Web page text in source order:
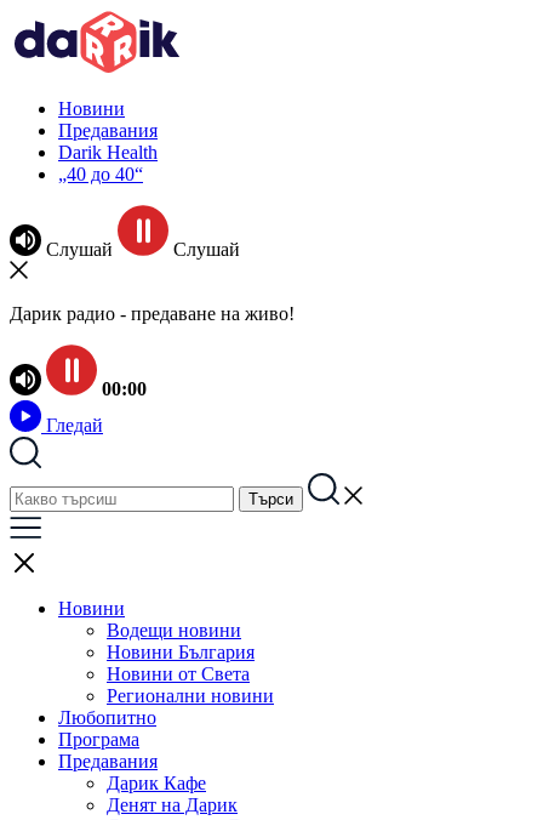
Новини
Предавания
Darik Health
„40 до 40“
Слушай Слушай
Дарик радио - предаване на живо!
00:00
Гледай
Новини
Водещи новини
Новини България
Новини от Света
Регионални новини
Любопитно
Програма
Предавания
Дарик Кафе
Денят на Дарик